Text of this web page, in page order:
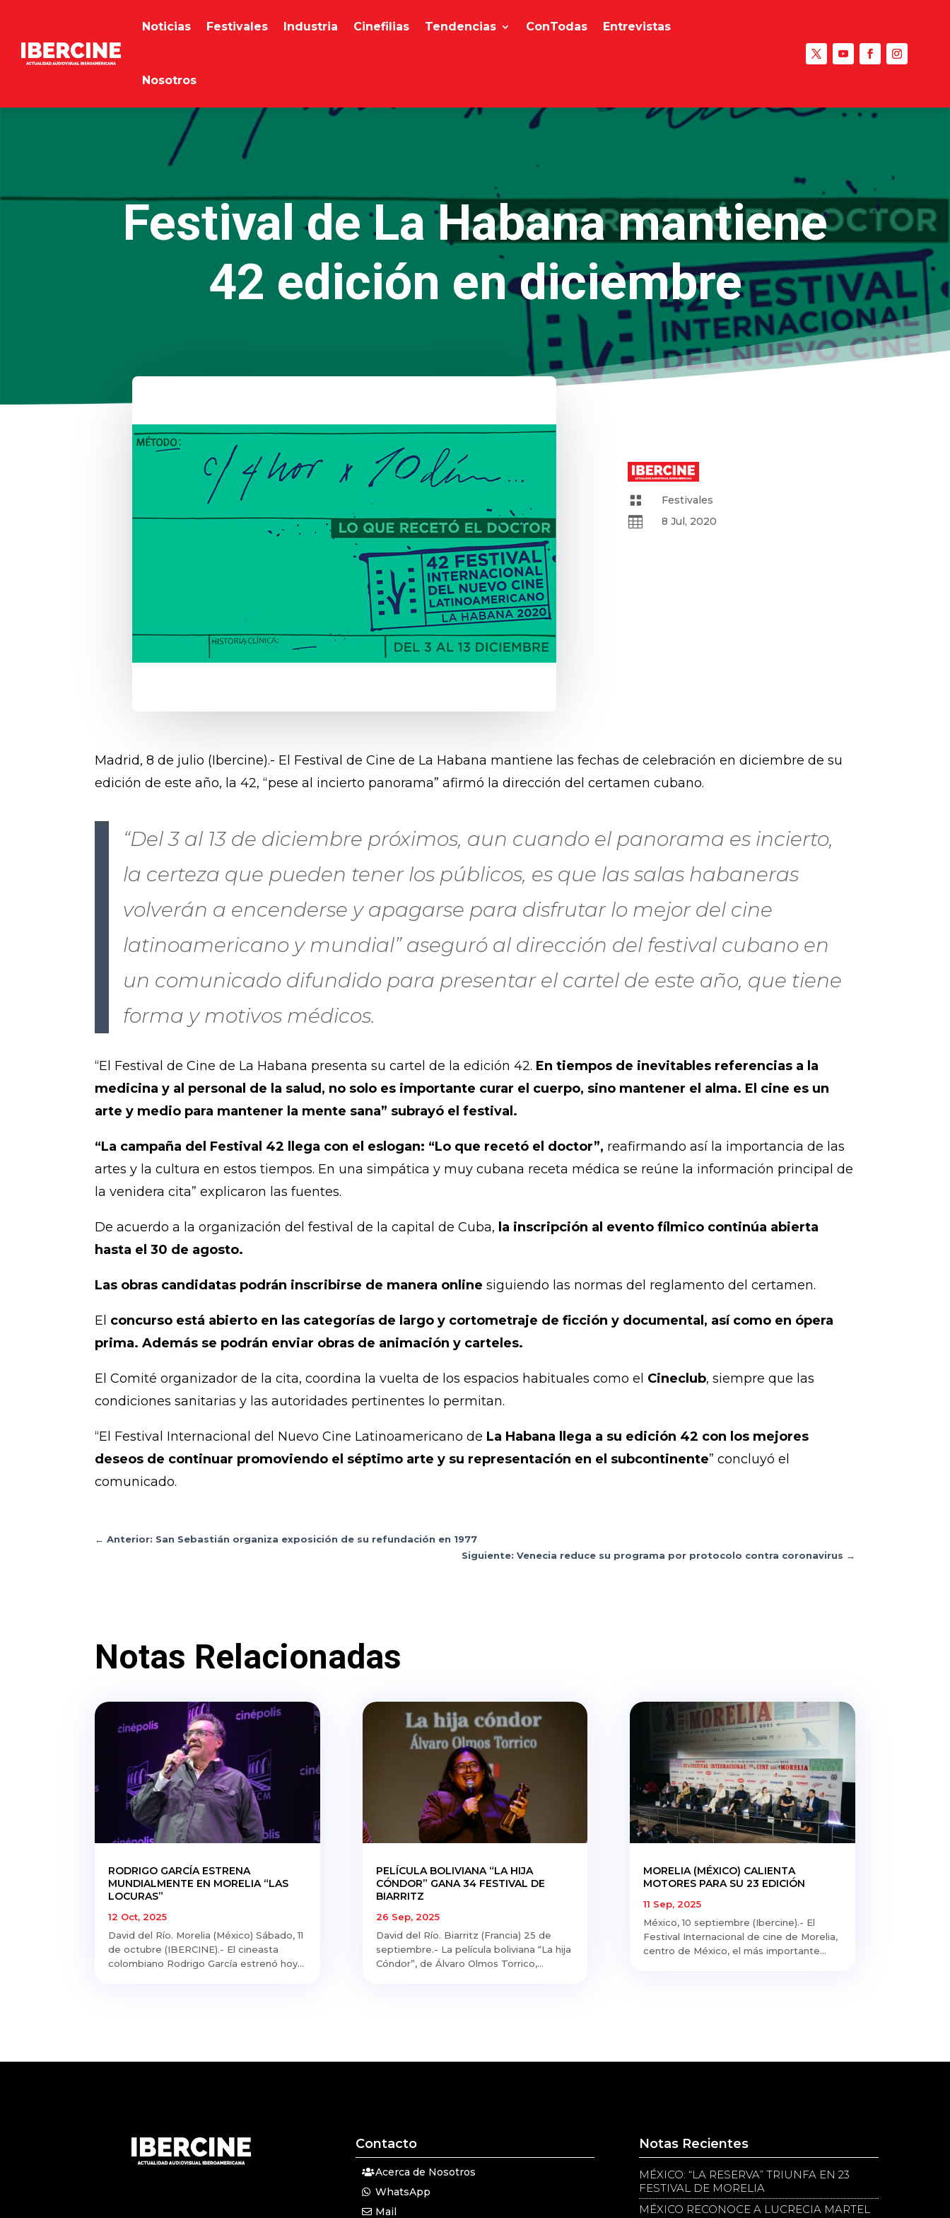
Noticias Festivales Industria Cinefilias Tendencias ConTodas Entrevistas
Nosotros
Festival de La Habana mantiene
42 edición en diciembre
 Festivales
 8 Jul, 2020
Madrid, 8 de julio (Ibercine).- El Festival de Cine de La Habana mantiene las fechas de celebración en diciembre de su
edición de este año, la 42, “pese al incierto panorama” afirmó la dirección del certamen cubano.
“Del 3 al 13 de diciembre próximos, aun cuando el panorama es incierto,
la certeza que pueden tener los públicos, es que las salas habaneras
volverán a encenderse y apagarse para disfrutar lo mejor del cine
latinoamericano y mundial” aseguró al dirección del festival cubano en
un comunicado difundido para presentar el cartel de este año, que tiene
forma y motivos médicos.
“El Festival de Cine de La Habana presenta su cartel de la edición 42. En tiempos de inevitables referencias a la
medicina y al personal de la salud, no solo es importante curar el cuerpo, sino mantener el alma. El cine es un
arte y medio para mantener la mente sana” subrayó el festival.
“La campaña del Festival 42 llega con el eslogan: “Lo que recetó el doctor”, reafirmando así la importancia de las
artes y la cultura en estos tiempos. En una simpática y muy cubana receta médica se reúne la información principal de
la venidera cita” explicaron las fuentes.
De acuerdo a la organización del festival de la capital de Cuba, la inscripción al evento fílmico continúa abierta
hasta el 30 de agosto.
Las obras candidatas podrán inscribirse de manera online siguiendo las normas del reglamento del certamen.
El concurso está abierto en las categorías de largo y cortometraje de ficción y documental, así como en ópera
prima. Además se podrán enviar obras de animación y carteles.
El Comité organizador de la cita, coordina la vuelta de los espacios habituales como el Cineclub, siempre que las
condiciones sanitarias y las autoridades pertinentes lo permitan.
“El Festival Internacional del Nuevo Cine Latinoamericano de La Habana llega a su edición 42 con los mejores
deseos de continuar promoviendo el séptimo arte y su representación en el subcontinente” concluyó el
comunicado.
←Anterior: San Sebastián organiza exposición de su refundación en 1977
Siguiente: Venecia reduce su programa por protocolo contra coronavirus →
Notas Relacionadas
RODRIGO GARCÍA ESTRENA
MUNDIALMENTE EN MORELIA “LAS
LOCURAS”
12 Oct, 2025
David del Río. Morelia (México) Sábado, 11
de octubre (IBERCINE).- El cineasta
colombiano Rodrigo García estrenó hoy...
PELÍCULA BOLIVIANA “LA HIJA
CÓNDOR” GANA 34 FESTIVAL DE
BIARRITZ
26 Sep, 2025
David del Río. Biarritz (Francia) 25 de
septiembre.- La película boliviana “La hija
Cóndor”, de Álvaro Olmos Torrico,...
MORELIA (MÉXICO) CALIENTA
MOTORES PARA SU 23 EDICIÓN
11 Sep, 2025
México, 10 septiembre (Ibercine).- El
Festival Internacional de cine de Morelia,
centro de México, el más importante...
Contacto
Acerca de Nosotros
WhatsApp
Mail
Notas Recientes
MÉXICO: “LA RESERVA” TRIUNFA EN 23
FESTIVAL DE MORELIA
MÉXICO RECONOCE A LUCRECIA MARTEL